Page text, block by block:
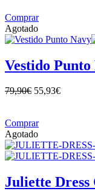
Comprar
Agotado
Vestido Punto
79,90€ 55,93€
Comprar
Agotado
Juliette